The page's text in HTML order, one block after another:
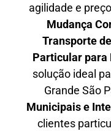
agilidade e
Mudança
Transporte
Particular para
solução ideal
Grande São
Municipais e
clientes